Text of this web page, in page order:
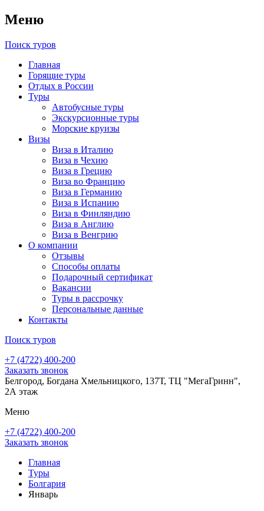
Меню
Поиск туров
Главная
Горящие туры
Отдых в России
Туры
Автобусные туры
Экскурсионные туры
Морские круизы
Визы
Виза в Италию
Виза в Чехию
Виза в Грецию
Виза во Францию
Виза в Германию
Виза в Испанию
Виза в Финляндию
Виза в Англию
Виза в Венгрию
О компании
Отзывы
Способы оплаты
Подарочный сертификат
Вакансии
Туры в рассрочку
Персональные данные
Контакты
Поиск туров
+7 (4722) 400-200
Заказать звонок
Белгород, Богдана Хмельницкого, 137Т, ТЦ "МегаГринн",
2А этаж
Меню
+7 (4722) 400-200
Заказать звонок
Главная
Туры
Болгария
Январь